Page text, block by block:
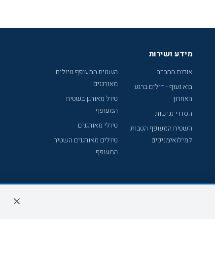
מידע ושירות
אודות החברה
בוא נעוף - דילים ברגע
האחרון
הסדרי נגישות
השטיח המעופף הטבות
למילואימניקים
השטיח המעופף טיולים
מאורגנים
טיול מאורגן בשטיח
המעופף
טיולי מאורגנים
טיולים מאורגנים השטיח
המעופף